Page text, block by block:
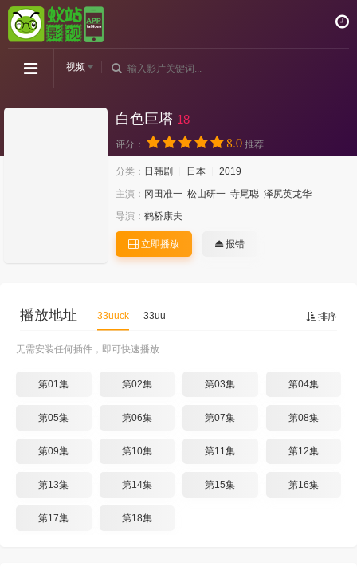
视频
白色巨塔 18
评分： 8.0 推荐
分类： 日韩剧 日本
2019
主演： 冈田准一 松山研一 寺尾聪 泽尻英龙华
导演： 鹤桥康夫
立即播放 报错
排序
播放地址 33uuck 33uu
无需安装任何插件，即可快速播放
第01集 第02集 第03集 第04集
第05集 第06集 第07集 第08集
第09集 第10集 第11集 第12集
第13集 第14集 第15集 第16集
第17集 第18集